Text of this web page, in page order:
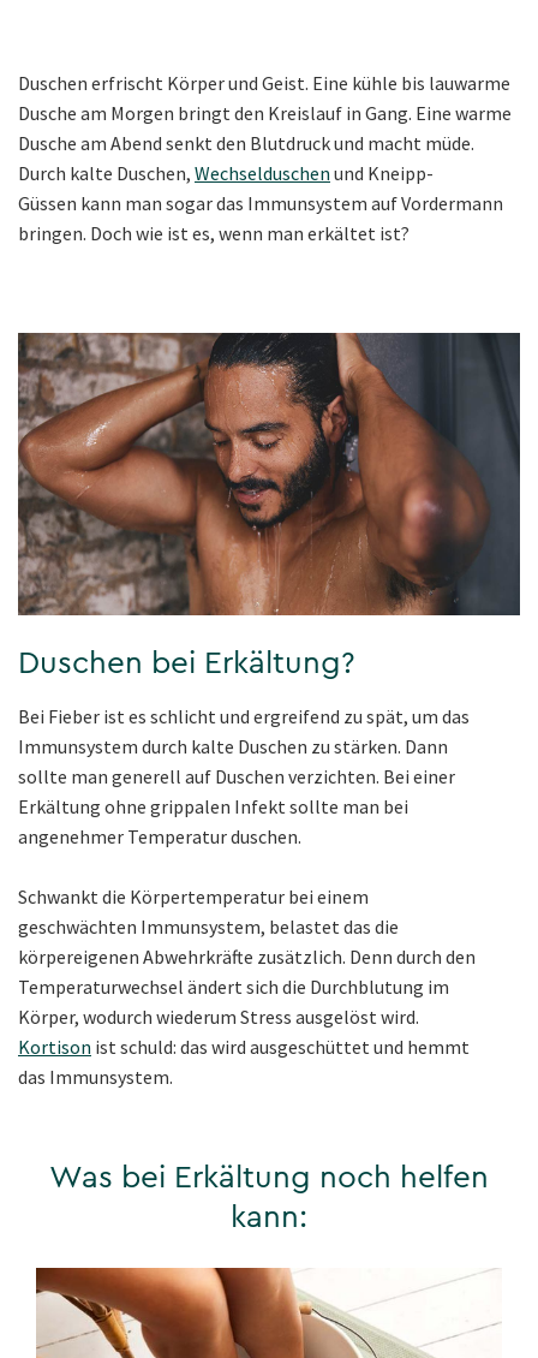
Duschen erfrischt Körper und Geist. Eine kühle bis lauwarme
Dusche am Morgen bringt den Kreislauf in Gang. Eine warme
Dusche am Abend senkt den Blutdruck und macht müde.
Durch kalte Duschen, Wechselduschen und Kneipp-
Güssen kann man sogar das Immunsystem auf Vordermann
bringen. Doch wie ist es, wenn man erkältet ist?
Duschen bei Erkältung?
Bei Fieber ist es schlicht und ergreifend zu spät, um das
Immunsystem durch kalte Duschen zu stärken. Dann
sollte man generell auf Duschen verzichten. Bei einer
Erkältung ohne grippalen Infekt sollte man bei
angenehmer Temperatur duschen.
Schwankt die Körpertemperatur bei einem
geschwächten Immunsystem, belastet das die
körpereigenen Abwehrkräfte zusätzlich. Denn durch den
Temperaturwechsel ändert sich die Durchblutung im
Körper, wodurch wiederum Stress ausgelöst wird.
Kortison ist schuld: das wird ausgeschüttet und hemmt
das Immunsystem.
Was bei Erkältung noch helfen
kann: